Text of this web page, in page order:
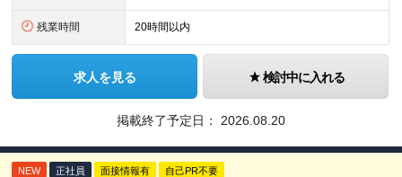
残業時間 20時間以内
求人を見る 検討中に入れる
掲載終了予定日： 2026.08.20
NEW 正社員 面接情報有 自己PR不要